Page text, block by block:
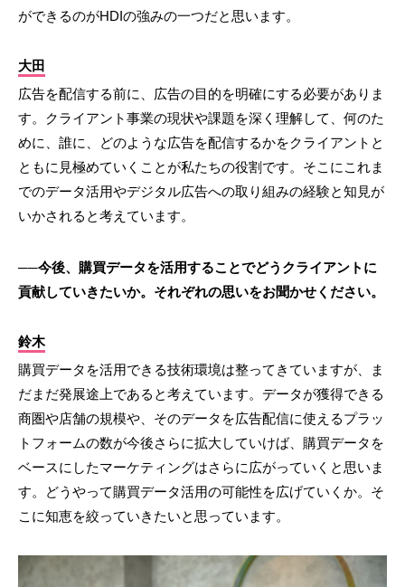
ができるのがHDIの強みの一つだと思います。
大田
広告を配信する前に、広告の目的を明確にする必要がありま
す。クライアント事業の現状や課題を深く理解して、何のた
めに、誰に、どのような広告を配信するかをクライアントと
ともに見極めていくことが私たちの役割です。そこにこれま
でのデータ活用やデジタル広告への取り組みの経験と知見が
いかされると考えています。
──今後、購買データを活用することでどうクライアントに
貢献していきたいか。それぞれの思いをお聞かせください。
鈴木
購買データを活用できる技術環境は整ってきていますが、ま
だまだ発展途上であると考えています。データが獲得できる
商圏や店舗の規模や、そのデータを広告配信に使えるプラッ
トフォームの数が今後さらに拡大していけば、購買データを
ベースにしたマーケティングはさらに広がっていくと思いま
す。どうやって購買データ活用の可能性を広げていくか。そ
こに知恵を絞っていきたいと思っています。